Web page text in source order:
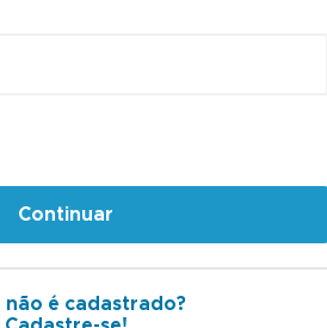
Continuar
não é cadastrado?